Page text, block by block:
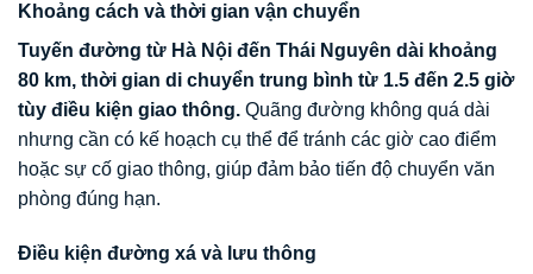
Khoảng cách và thời gian vận chuyển
Tuyến đường từ Hà Nội đến Thái Nguyên dài khoảng
80 km, thời gian di chuyển trung bình từ 1.5 đến 2.5 giờ
tùy điều kiện giao thông. Quãng đường không quá dài
nhưng cần có kế hoạch cụ thể để tránh các giờ cao điểm
hoặc sự cố giao thông, giúp đảm bảo tiến độ chuyển văn
phòng đúng hạn.
Điều kiện đường xá và lưu thông